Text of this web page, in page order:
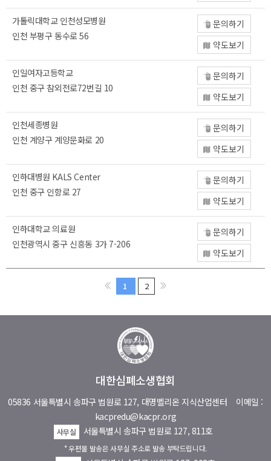
가톨릭대학교 인천성모병원
인천 부평구 동수로 56
문의하기
약도보기
인일여자고등학교
인천 중구 참외전로72번길 10
문의하기
약도보기
인천세종병원
인천 계양구 계양문화로 20
문의하기
약도보기
인하대병원 KALS Center
인천 중구 인항로 27
문의하기
약도보기
인하대학교 의료원
인천광역시 중구 신흥동 3가 7-206
문의하기
약도보기
1 2
대한심폐소생협회
05836 서울특별시 송파구 법원로 127, 대명벨리온 지식산업센터 이메일 :
kacpredu@kacpr.org
사무실 서울특별시 송파구 법원로 127, 811호
* 우편물 발송은 사무실 주소로 발송 부탁드립니다.